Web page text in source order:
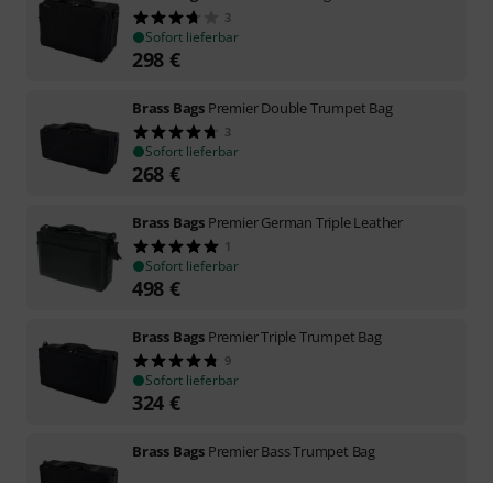
3
Sofort lieferbar
298 €
Brass Bags Premier Double Trumpet Bag
3
Sofort lieferbar
268 €
Brass Bags Premier German Triple Leather
1
Sofort lieferbar
498 €
Brass Bags Premier Triple Trumpet Bag
9
Sofort lieferbar
324 €
Brass Bags Premier Bass Trumpet Bag